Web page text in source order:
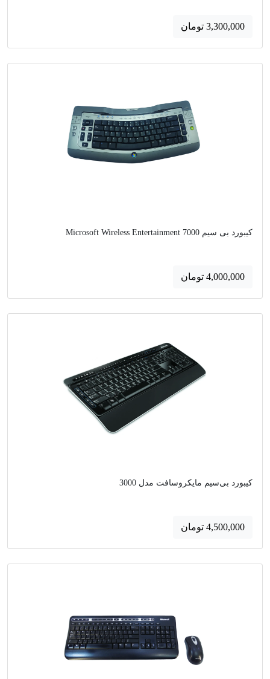
3,300,000 تومان
کیبورد بی سیم Microsoft Wireless Entertainment 7000
4,000,000 تومان
کیبورد بی‌سیم مایکروسافت مدل 3000
4,500,000 تومان